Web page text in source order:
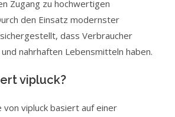
Zugang zu hochwertigen
den Einsatz modernster
dass Verbraucher
nahrhaften Lebensmitteln haben.
vipluck?
von vipluck basiert auf einer